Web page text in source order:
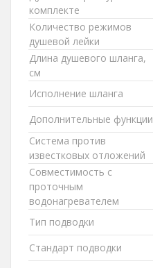
комплекте
Количество режимов
душевой лейки
Длина душевого шланга,
см
Исполнение шланга
Дополнительные функции
Система против
известковых отложений
Совместимость с
проточным
водонагревателем
Тип подводки
Стандарт подводки